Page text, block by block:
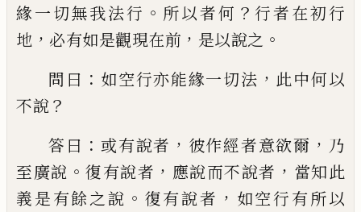
緣一切無我法行 。 所以者何 ？行者在初行
地 ， 必有如是觀現在前 ， 是以說之 。
問曰 ： 如空行亦能緣一切法 ， 此中何以
不說 ？
答曰 ： 或有說者 ， 彼作經者意欲爾 ， 乃
至廣說 。復有說者 ， 應說而不說者 ， 當知此
義是有餘之說 。 復有說者 ， 如空行有所以